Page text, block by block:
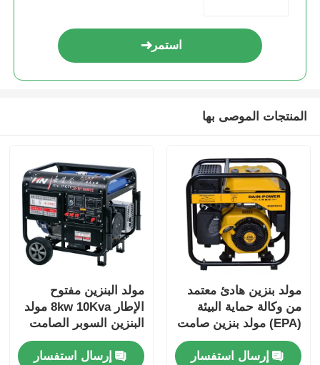
استمر
المنتجات الموصى بها
مولد بنزين هادئ معتمد
من وكالة حماية البيئة
(EPA) مولد بنزين صامت
3 كيلو واط 3.5 كيلو واط
إرسال استفسار
مولد البنزين مفتوح
الإطار 8kw 10Kva مولد
البنزين السوبر الصامت
للمنزل
إرسال استفسار